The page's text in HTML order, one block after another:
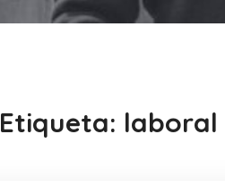
Etiqueta: laboral